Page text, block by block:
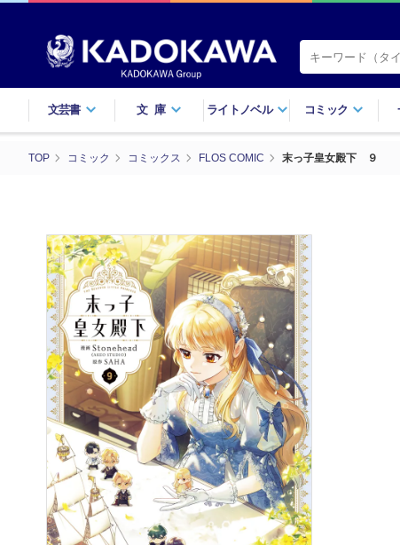
文芸書 文庫 ライトノベル コミック
TOP コミック コミックス FLOS COMIC 末っ子皇女殿下 ９